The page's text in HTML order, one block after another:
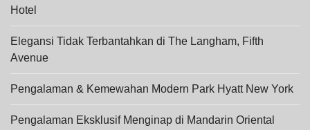
Hotel
Elegansi Tidak Terbantahkan di The Langham, Fifth
Avenue
Pengalaman & Kemewahan Modern Park Hyatt New York
Pengalaman Eksklusif Menginap di Mandarin Oriental